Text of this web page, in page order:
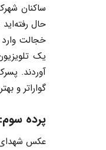
ساکنان
حال
خجالت
آوردند.
گواراتر و
پرده
عکس شهدای